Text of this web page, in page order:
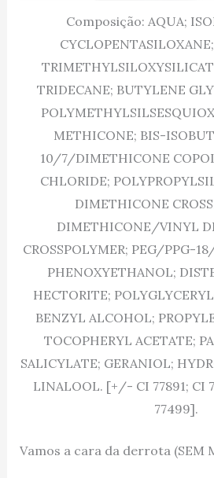
Composição: AQUA;
TRIDECANE; BUTYLENE
METHICONE; BIS-
10/7/DIMETHICONE
CHLORIDE;
DIMETHICONE
DIMETHICONE/VINYL
CROSSPOLYMER; PEG/PPG-
PHENOXYETHANOL;
HECTORITE;
BENZYL ALCOHOL;
TOCOPHERYL ACETATE;
SALICYLATE; GERANIOL;
LINALOOL. [+/- CI 77891; CI
77499].
Vamos a cara da derrota (SEM